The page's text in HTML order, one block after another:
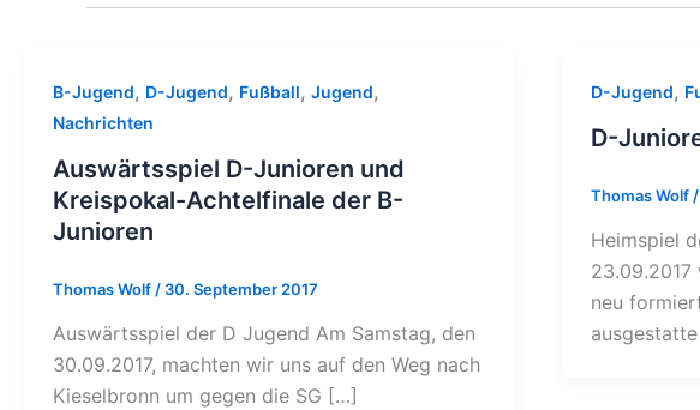
B-Jugend, D-Jugend, Fußball, Jugend,
Nachrichten
Auswärtsspiel D-Junioren und
Kreispokal-Achtelfinale der B-
Junioren
Thomas Wolf / 30. September 2017
Auswärtsspiel der D Jugend Am Samstag, den
30.09.2017, machten wir uns auf den Weg nach
Kieselbronn um gegen die SG […]
D-Jugend,
D-
Thomas Wolf /
Heimspiel
neu
ausgestatte